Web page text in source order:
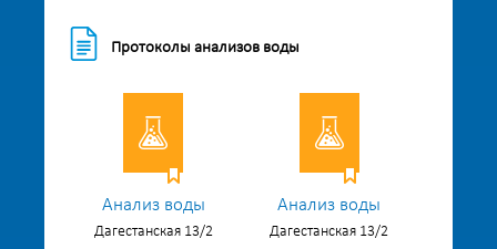
Протоколы анализов воды
Анализ воды
Дагестанская 13/2
Анализ воды
Дагестанская 13/2